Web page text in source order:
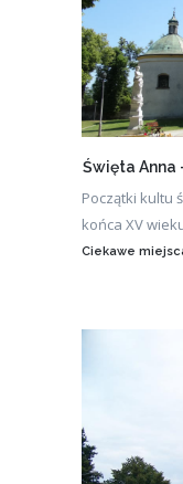
Święta Anna
Początki kultu
końca XV
Ciekawe